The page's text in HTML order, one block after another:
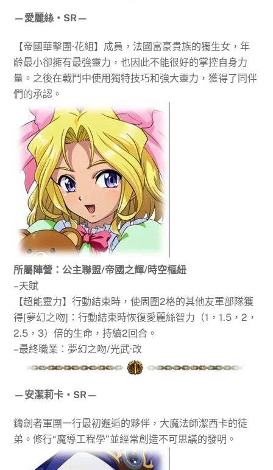
—愛麗絲‧SR—
【帝國華擊團·花組】成員，法國富豪貴族的獨生女，年
齡最小卻擁有最強靈力，也因此不能很好的掌控自身力
量。之後在戰鬥中使用獨特技巧和強大靈力，獲得了同伴
們的承認。
所屬陣營： 公主聯盟/帝國之輝/時空樞紐
–天賦
【超能靈力】行動結束時，使周圍2格的其他友軍部隊獲
得[夢幻之吻]：行動結束時恢復愛麗絲智力（1，1.5，2，
2.5，3）倍的生命，持續2回合。
–最終職業：夢幻之吻/光武·改
—安潔莉卡‧SR—
鑄劍者軍團一行最初邂逅的夥伴，大魔法師潔西卡的徒
弟。修行“魔導工程學”並經常創造不可思議的發明。